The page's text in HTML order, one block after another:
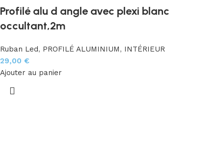
Profilé alu d angle avec plexi blanc
occultant,2m
Ruban Led, PROFILÉ ALUMINIUM, INTÉRIEUR
29,00 €
Ajouter au panier